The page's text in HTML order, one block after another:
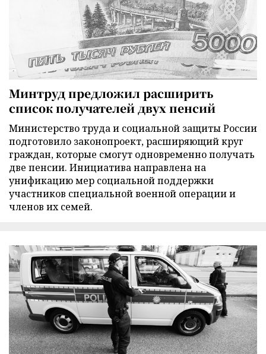
Минтруд предложил расширить
список получателей двух пенсий
Министерство труда и социальной защиты России
подготовило законопроект, расширяющий круг
граждан, которые смогут одновременно получать
две пенсии. Инициатива направлена на
унификацию мер социальной поддержки
участников специальной военной операции и
членов их семей.